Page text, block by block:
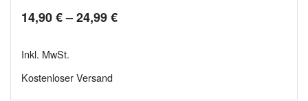
14,90€–24,99€Preisspanne:
Inkl. MwSt.
Kostenloser Versand